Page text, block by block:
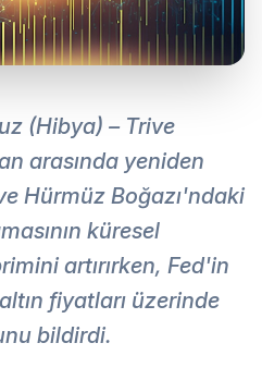
(Hibya) – Trive
arasında yeniden
Hürmüz Boğazı'ndaki
küresel
artırırken, Fed'in
fiyatları üzerinde
bildirdi.